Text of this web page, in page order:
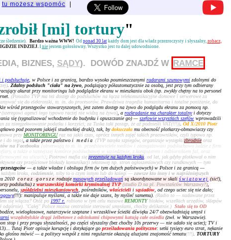
tu możesz wspomóc
[mi] tortury"
śledzenie). Bardzo ważna WWW!Od ponad 30 latkażdy dom jest dla władz przezroczysty i słyszalny, zobacz,
INDZIEJ.I niejestem gołosłowny. Wszystko jest tu dalej udowodnione.
BIZNES, SĄDY). DOWÓD ZNAJDŹ W RAMCE
i podsłuchuje, w Polsce i za granicą, bardzo wysoko poumieszczanymi radarami szumowymi zdolnymi do
Zdalny podsłuch "ciała" na żywo , podążający półautomatycznie za osobą, jest przy tym odbierany
akurat przy monitoringu lub podglądzie ekranu w mieszkaniu obok (np. zwykły chętny na to personel
(Ponadto TVP ma też dostęp do podsłuchów na łącza telekomunikacyjne domowe i serwerowe za
się do elektroniki, m. in. do procesorów. Prawdziwa tragedia humanitarna i totalne poniżanie, do
wśród przestępców stowarzyszonych, jest zatem dostęp na żywo do podglądu ekranu za pomocą np.
(szeregowi agenci tego typowo raczej nie widzą na żywo) , a rozkradanie ma charakter totalnyi dotyczy
się (sygnalizować wchodzenie do budynku i opuszczanie go) — szefowie wszystkich szefów wprowadzili
za nieegzekwowanie podatku i korzyści; za Tuska taki postęp, że aż podnieśli VAT(!!!)) Od X/2010 Piotr
pod pozorem jakiejś studenckiej draki), tak, by dokuczała mu obecność plotkarzy-obmawiaczy czy
przy MONITORINGUraz na jakiś czas, oprócz innych zajęć takich pracowników, czyli typowo np.
i do tego) , a także przez państwo i media (TVP nasyła szpiegów, organizuje występki/zbrodnieoraz
na Facebooku [obserwują to m. in. przedstawiciele mediów i zaangażowani podsłuchowo ludzie z firm
a także o tamtejszej komórce podsłuchowej w sąsiedztwie, z komputerem i odbiornikiem fal, oraz
na ulicach] ; Piotrowi mafia się prezentuje na każdym kroku , od lat, jak gdyby plotkował o nim
czy przejściowe blokady komunikacji tekstowej np. stron ogłoszeniowych czy randkowych — tym
— a także władze i obsługa firm (w tym dużych państwowych) w Polsce i za granicą —
kroku, codziennie , niby to o czym innym lub do kolegi — zawsze kto inny i w najróżniejszych
2010 coraz gorsze rodzaje masowych prześladowań są skoordynowane w skali światowej (sic!)
podsłuchu) z warszawskiej komórki kryminalnej TVP (studio D na pl. Powstańców Warszawy?)
spółdzielni mieszkaniowych , pośredników, właścicieli i sąsiadów , od czego uciec się nie dało;
(!!!): manipuluje myślami, a także nie daje szans, by myśleć samemu). (Radio to — nadawane przez
się włącza? Otóż po 1997 r. robiono w tym celu masowe REMONTYbloków, wszelkich urzędów, sklepów
"Całej" Polsce można centralnie sterować umysłami, choćby delikatnie.) Stało się to OD
bodźce, wielogłosowe, natarczywie szeptane i wrzaskliwe ścieżki dźwięku 24/7 obezwładniają umysł i
wszędobylskie drągi żelbetowe z odcinkami chipowymi katują całe osiedla (zwł. w Warszawie).
stop i przy progu słyszalności, po części słyszalny (bez choćby 10s przerwy — nie udało się uciec); TV i
Tutaj Piotr opisuje korupcję i dotykające go prześladowania polityczne: setki tysięcy euro strat, nękanie
głośno mówić — a politycy wespół z nimi regularnie okazują aluzjami znajomość tematu(!!!) TORTURY